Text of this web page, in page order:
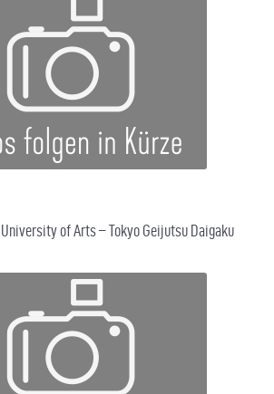
of Arts – Tokyo Geijutsu Daigaku